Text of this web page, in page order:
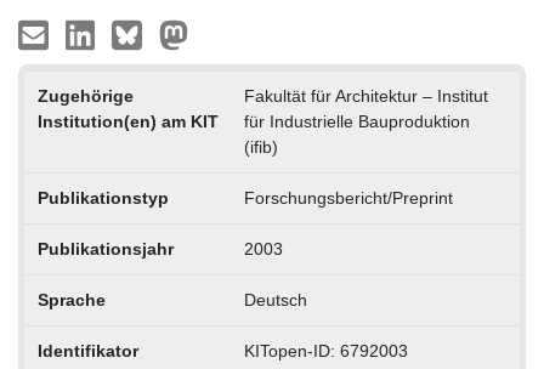
Zugehörige
Institution(en) am KIT
Fakultät für Architektur – Institut
für Industrielle Bauproduktion
(ifib)
Publikationstyp Forschungsbericht/Preprint
Publikationsjahr 2003
Sprache Deutsch
Identifikator KITopen-ID: 6792003